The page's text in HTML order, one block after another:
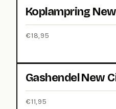
Koplampring
€18,95
Gashendel New
€11,95